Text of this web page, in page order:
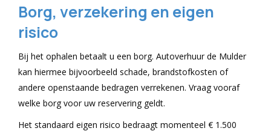
Borg, verzekering en eigen
risico
Bij het ophalen betaalt u een borg. Autoverhuur de Mulder
kan hiermee bijvoorbeeld schade, brandstofkosten of
andere openstaande bedragen verrekenen. Vraag vooraf
welke borg voor uw reservering geldt.
Het standaard eigen risico bedraagt momenteel € 1.500